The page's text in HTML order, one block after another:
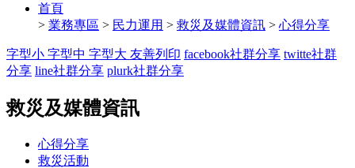
首頁
> 業務專區 > 民力運用 > 救災及媒體資訊 > 心得分享
字型小 字型中 字型大 友善列印 facebook社群分享 twitte社群
分享 line社群分享 plurk社群分享
救災及媒體資訊
心得分享
救災活動